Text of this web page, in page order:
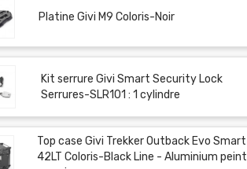
Platine Givi M9 Coloris-Noir
Kit serrure Givi Smart Security Lock
Serrures-SLR101 : 1 cylindre
Top case Givi Trekker Outback Evo Smart
42LT Coloris-Black Line - Aluminium peint